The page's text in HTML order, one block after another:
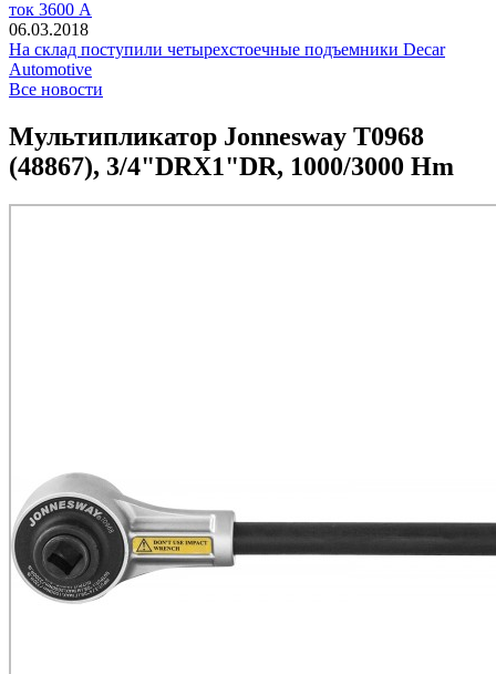
ток 3600 А
06.03.2018
На склад поступили четырехстоечные подъемники Decar
Automotive
Все новости
Мультипликатор Jonnesway T0968
(48867), 3/4"DRX1"DR, 1000/3000 Hm